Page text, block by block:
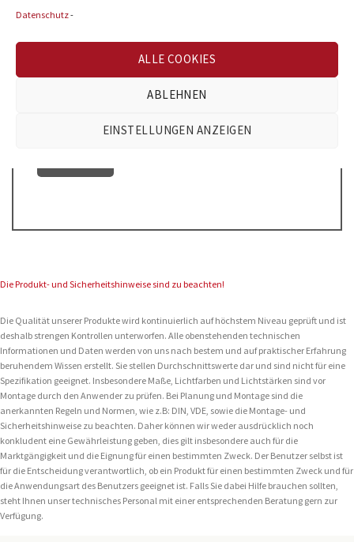
Datenschutz-
ALLE COOKIES
ABLEHNEN
EINSTELLUNGEN ANZEIGEN
Name
Die Produkt- und Sicherheitshinweise sind zu beachten!
Die Qualität unserer Produkte wird kontinuierlich auf höchstem Niveau geprüft und ist
deshalb strengen Kontrollen unterworfen. Alle obenstehenden technischen
Informationen und Daten werden von uns nach bestem und auf praktischer Erfahrung
beruhendem Wissen erstellt. Sie stellen Durchschnittswerte dar und sind nicht für eine
Spezifikation geeignet. Insbesondere Maße, Lichtfarben und Lichtstärken sind vor
Montage durch den Anwender zu prüfen. Bei Planung und Montage sind die
anerkannten Regeln und Normen, wie z.B: DIN, VDE, sowie die Montage- und
Sicherheitshinweise zu beachten. Daher können wir weder ausdrücklich noch
konkludent eine Gewährleistung geben, dies gilt insbesondere auch für die
Marktgängigkeit und die Eignung für einen bestimmten Zweck. Der Benutzer selbst ist
für die Entscheidung verantwortlich, ob ein Produkt für einen bestimmten Zweck und für
die Anwendungsart des Benutzers geeignet ist. Falls Sie dabei Hilfe brauchen sollten,
steht Ihnen unser technisches Personal mit einer entsprechenden Beratung gern zur
Verfügung.